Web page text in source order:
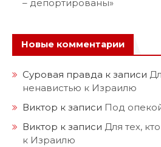
– депортированы»
Новые комментарии
Суровая правда к записи
ненавистью к Израилю
Виктор к записи Под
Виктор к записи Для тех,
к Израилю